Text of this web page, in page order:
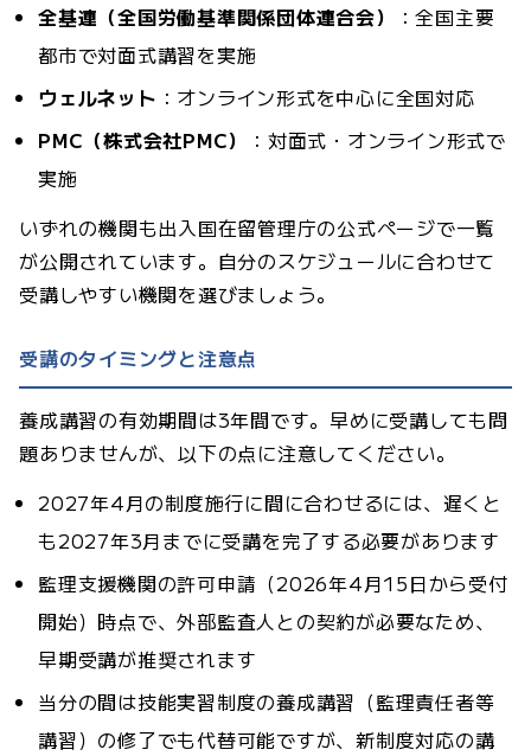
全基連（全国労働基準関係団体連合会）
：全国主要
都市で対面式講習を実施
ウェルネット ：オンライン形式を中心に全国対応
PMC（株式会社PMC）
：対面式・オンライン形式で
実施
いずれの機関も出入国在留管理庁の公式ページで一覧
が公開されています。自分のスケジュールに合わせて
受講しやすい機関を選びましょう。
受講のタイミングと注意点
養成講習の有効期間は3年間です。早めに受講しても問
題ありませんが、以下の点に注意してください。
2027年4月の制度施行に間に合わせるには、遅くと
も2027年3月までに受講を完了する必要があります
監理支援機関の許可申請（2026年4月15日から受付
開始）時点で、外部監査人との契約が必要なため、
早期受講が推奨されます
当分の間は技能実習制度の養成講習（監理責任者等
講習）の修了でも代替可能ですが、新制度対応の講